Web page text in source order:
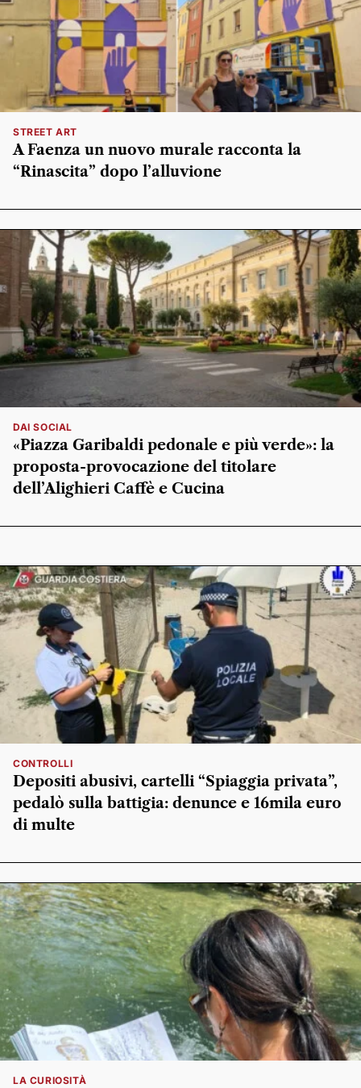
STREET ART
A Faenza un nuovo murale racconta la
“Rinascita” dopo l’alluvione
DAI SOCIAL
«Piazza Garibaldi pedonale e più verde»: la
proposta-provocazione del titolare
dell’Alighieri Caffè e Cucina
CONTROLLI
Depositi abusivi, cartelli “Spiaggia privata”,
pedalò sulla battigia: denunce e 16mila euro
di multe
LA CURIOSITÀ